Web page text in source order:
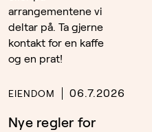
arrangementene vi
deltar på. Ta gjerne
kontakt for en kaffe
og en prat!
EIENDOM 06.7.2026
Nye regler for